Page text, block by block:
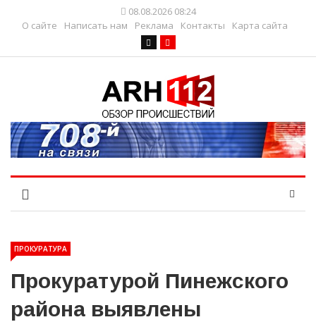
08.08.2026 08:24
О сайте
Написать нам Реклама Контакты Карта сайта
ПРОКУРАТУРА
Прокуратурой Пинежского
района выявлены